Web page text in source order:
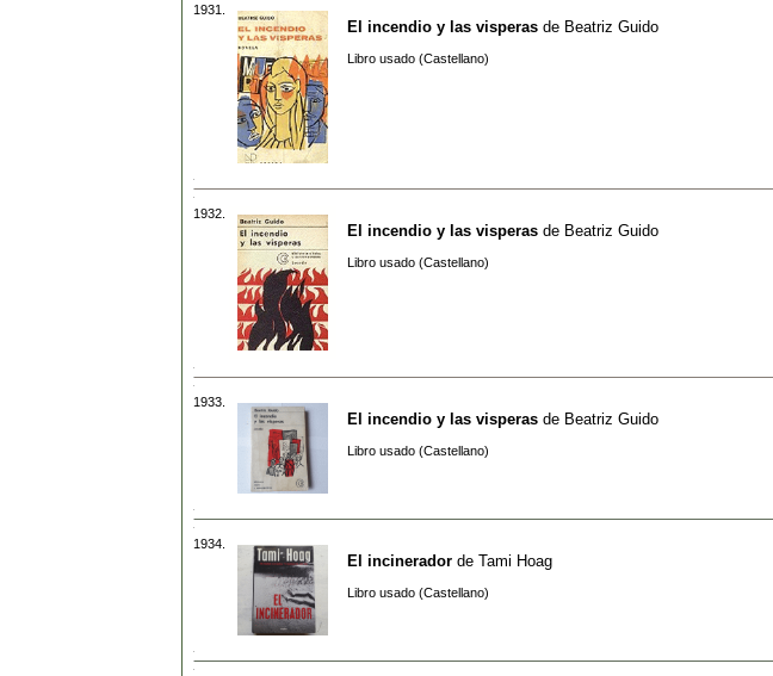
1931.
El incendio y las visperas de Beatriz Guido
Libro usado (Castellano)
1932.
El incendio y las visperas de Beatriz Guido
Libro usado (Castellano)
1933.
El incendio y las visperas de Beatriz Guido
Libro usado (Castellano)
1934.
El incinerador de Tami Hoag
Libro usado (Castellano)